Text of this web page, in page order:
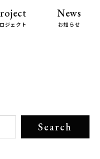
ジェクト
News
お知らせ